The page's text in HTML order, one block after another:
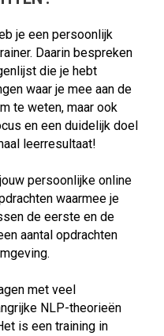
je een persoonlijk
Daarin bespreken
die je hebt
waar je mee aan de
te weten, maar ook
en een duidelijk doel
leerresultaat!
persoonlijke online
waarmee je
de eerste en de
aantal opdrachten
met veel
NLP-theorieën
is een training in